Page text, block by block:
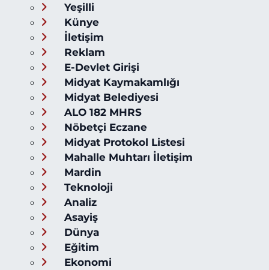
Yeşilli
Künye
İletişim
Reklam
E-Devlet Girişi
Midyat Kaymakamlığı
Midyat Belediyesi
ALO 182 MHRS
Nöbetçi Eczane
Midyat Protokol Listesi
Mahalle Muhtarı İletişim
Mardin
Teknoloji
Analiz
Asayiş
Dünya
Eğitim
Ekonomi